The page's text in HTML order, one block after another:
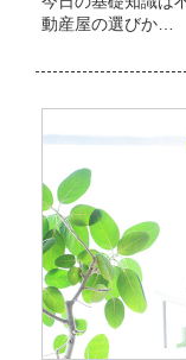
動産屋の選びか…